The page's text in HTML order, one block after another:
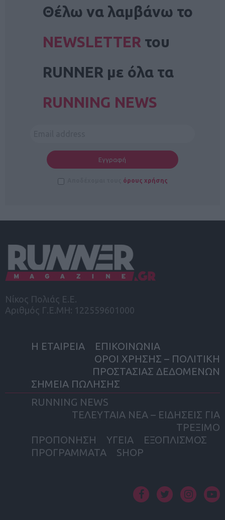
Θέλω να λαμβάνω το
NEWSLETTER του
RUNNER με όλα τα
RUNNING NEWS
όρους χρήσης
Νίκος Πολιάς Ε.Ε.
Αριθμός Γ.Ε.ΜΗ: 122559601000
Η ΕΤΑΙΡΕΙΑ
ΕΠΙΚΟΙΝΩΝΙΑ
ΟΡΟΙ ΧΡΗΣΗΣ – ΠΟΛΙΤΙΚΗ
ΠΡΟΣΤΑΣΙΑΣ ΔΕΔΟΜΕΝΩΝ
ΣΗΜΕΙΑ ΠΩΛΗΣΗΣ
RUNNING NEWS
ΤΕΛΕΥΤΑΙΑ ΝΕΑ – ΕΙΔΗΣΕΙΣ ΓΙΑ
ΤΡΕΞΙΜΟ
ΠΡΟΠΟΝΗΣΗ
ΥΓΕΙΑ
ΕΞΟΠΛΙΣΜΟΣ
ΠΡΟΓΡΑΜΜΑΤΑ
SHOP